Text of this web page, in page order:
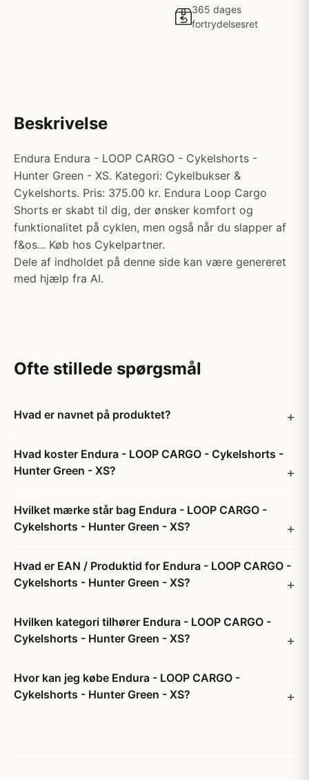
365 dages
fortrydelsesret
Beskrivelse
Endura Endura - LOOP CARGO - Cykelshorts -
Hunter Green - XS. Kategori: Cykelbukser &
Cykelshorts. Pris: 375.00 kr. Endura Loop Cargo
Shorts er skabt til dig, der ønsker komfort og
funktionalitet på cyklen, men også når du slapper af
f&os... Køb hos Cykelpartner.
Dele af indholdet på denne side kan være genereret
med hjælp fra AI.
Ofte stillede spørgsmål
Hvad er navnet på produktet?
Hvad koster Endura - LOOP CARGO - Cykelshorts -
Hunter Green - XS?
Hvilket mærke står bag Endura - LOOP CARGO -
Cykelshorts - Hunter Green - XS?
Hvad er EAN / Produktid for Endura - LOOP CARGO -
Cykelshorts - Hunter Green - XS?
Hvilken kategori tilhører Endura - LOOP CARGO -
Cykelshorts - Hunter Green - XS?
Hvor kan jeg købe Endura - LOOP CARGO -
Cykelshorts - Hunter Green - XS?